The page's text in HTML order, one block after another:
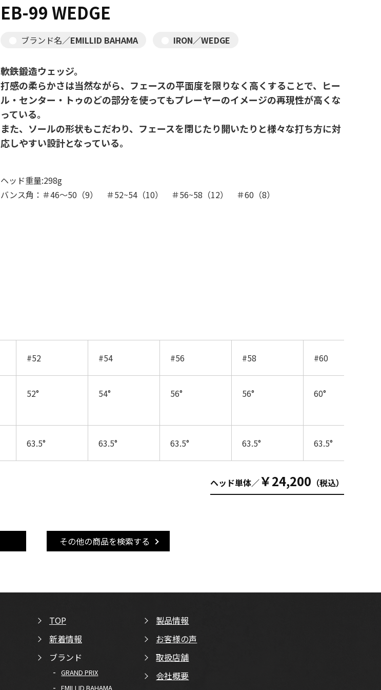
EB-99 WEDGE
ブランド名／EMILLID BAHAMA IRON／WEDGE
軟鉄鍛造ウェッジ。
打感の柔らかさは当然ながら、フェースの平面度を限りなく高くすることで、ヒー
ル・センター・トゥのどの部分を使ってもプレーヤーのイメージの再現性が高くな
っている。
また、ソールの形状もこだわり、フェースを閉じたり開いたりと様々な打ち方に対
応しやすい設計となっている。
ヘッド重量:298g
バンス角：＃46～50（9） ＃52~54（10） ＃56~58（12） ＃60（8）
#52 #54 #56 #58 #60
52° 54° 56° 56° 60°
63.5° 63.5° 63.5° 63.5° 63.5°
ヘッド単体／￥24,200 （税込）
その他の商品を検索する
TOP
新着情報
ブランド
- GRAND PRIX
- EMILLID BAHAMA
製品情報
お客様の声
取扱店舗
会社概要